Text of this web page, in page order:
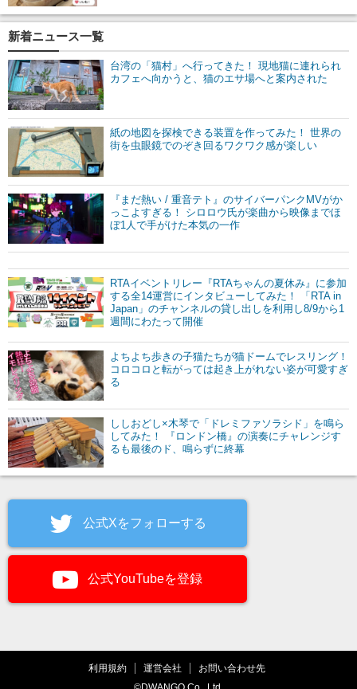
新着ニュース一覧
台湾の「猫村」へ行ってきた！ 現地猫に連れられ
カフェへ向かうと、猫のエサ場へと案内された
紙の地図を探検できる装置を作ってみた！ 世界の
街を虫眼鏡でのぞき回るワクワク感が楽しい
『まだ熱い / 重音テト』のサイバーパンクMVがか
っこよすぎる！ シロロウ氏が楽曲から映像までほ
ぼ1人で手がけた本気の一作
RTAイベントリレー『RTAちゃんの夏休み』に参加
する全14運営にインタビューしてみた！ 「RTA in
Japan」のチャンネルの貸し出しを利用し8/9から1
週間にわたって開催
よちよち歩きの子猫たちが猫ドームでレスリング！
コロコロと転がっては起き上がれない姿が可愛すぎ
る
ししおどし×木琴で「ドレミファソラシド」を鳴ら
してみた！ 『ロンドン橋』の演奏にチャレンジす
るも最後のド、鳴らずに終幕
公式Xをフォローする
公式YouTubeを登録
利用規約 運営会社
お問い合わせ先